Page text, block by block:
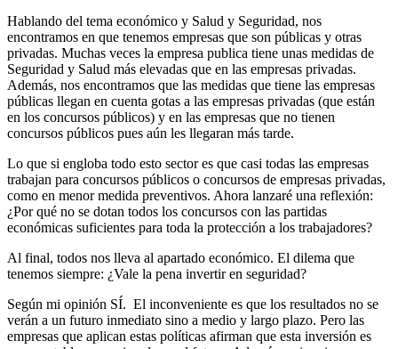
Hablando del tema económico y Salud y Seguridad, nos
encontramos en que tenemos empresas que son públicas y otras
privadas. Muchas veces la empresa publica tiene unas medidas de
Seguridad y Salud más elevadas que en las empresas privadas.
Además, nos encontramos que las medidas que tiene las empresas
públicas llegan en cuenta gotas a las empresas privadas (que están
en los concursos públicos) y en las empresas que no tienen
concursos públicos pues aún les llegaran más tarde.
Lo que si engloba todo esto sector es que casi todas las empresas
trabajan para concursos públicos o concursos de empresas privadas,
como en menor medida preventivos. Ahora lanzaré una reflexión:
¿Por qué no se dotan todos los concursos con las partidas
económicas suficientes para toda la protección a los trabajadores?
Al final, todos nos lleva al apartado económico. El dilema que
tenemos siempre: ¿Vale la pena invertir en seguridad?
Según mi opinión SÍ. El inconveniente es que los resultados no se
verán a un futuro inmediato sino a medio y largo plazo. Pero las
empresas que aplican estas políticas afirman que esta inversión es